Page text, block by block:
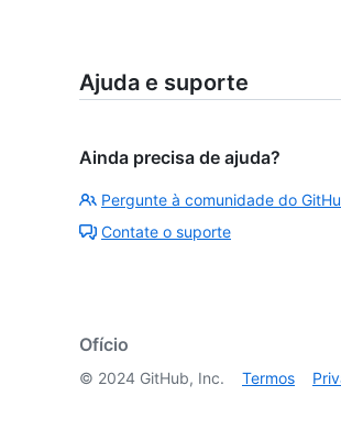
Ajuda e suporte
Ainda precisa de ajuda?
Pergunte à comunidade do
Contate o suporte
Ofício
© 2024 GitHub, Inc. Termos